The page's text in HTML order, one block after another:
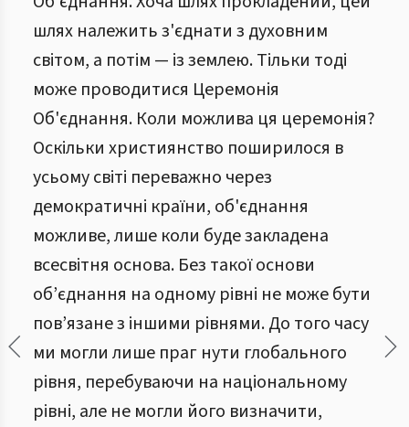
шлях належить з'єднати з духовним
світом, а потім — із землею. Тільки тоді
може проводитися Церемонія
Об'єднання. Коли можлива ця церемонія?
Оскільки християнство поширилося в
усьому світі переважно через
демократичні країни, об'єднання
можливе, лише коли буде закладена
всесвітня основа. Без такої основи
об’єднання на одному рівні не може бути
пов’язане з іншими рівнями. До того часу
ми могли лише праг нути глобального
рівня, перебуваючи на національному
рівні, але не могли його визначити,